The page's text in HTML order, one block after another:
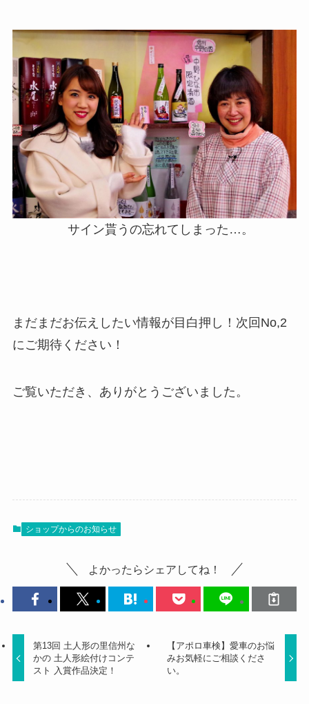
サイン貰うの忘れてしまった…。
まだまだお伝えしたい情報が目白押し！次回No,2
にご期待ください！
ご覧いただき、ありがとうございました。
ショップからのお知らせ
よかったらシェアしてね！
第13回 土人形の里信州な
かの 土人形絵付けコンテ
スト 入賞作品決定！
【アポロ車検】愛車のお悩
みお気軽にご相談くださ
い。